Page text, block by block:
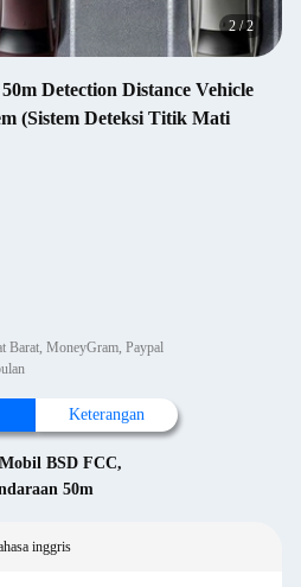
2/2
Detection Distance Vehicle
(Sistem Deteksi Titik Mati
Barat, MoneyGram, Paypal
Keterangan
Mobil BSD FCC,
50m
inggris